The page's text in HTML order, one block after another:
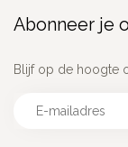
Abonneer je
Blijf op de hoogte